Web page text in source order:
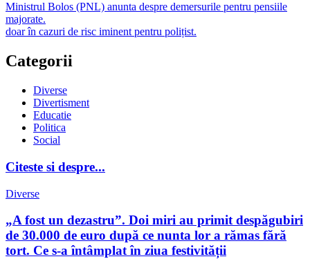
Ministrul Bolos (PNL) anunta despre demersurile pentru pensiile
majorate.
doar în cazuri de risc iminent pentru polițist.
Categorii
Diverse
Divertisment
Educatie
Politica
Social
Citeste si despre...
Diverse
„A fost un dezastru”. Doi miri au primit despăgubiri
de 30.000 de euro după ce nunta lor a rămas fără
tort. Ce s-a întâmplat în ziua festivității